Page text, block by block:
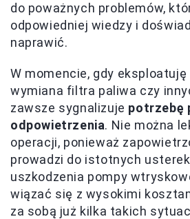
do poważnych problemów,
odpowiedniej wiedzy i
naprawić.
W momencie, gdy
wymiana filtra paliwa czy
zawsze sygnalizuje potrzebę
odpowietrzenia. Nie można
operacji, ponieważ
prowadzi do istotnych
uszkodzenia pompy
wiązać się z wysokimi
za sobą już kilka takich